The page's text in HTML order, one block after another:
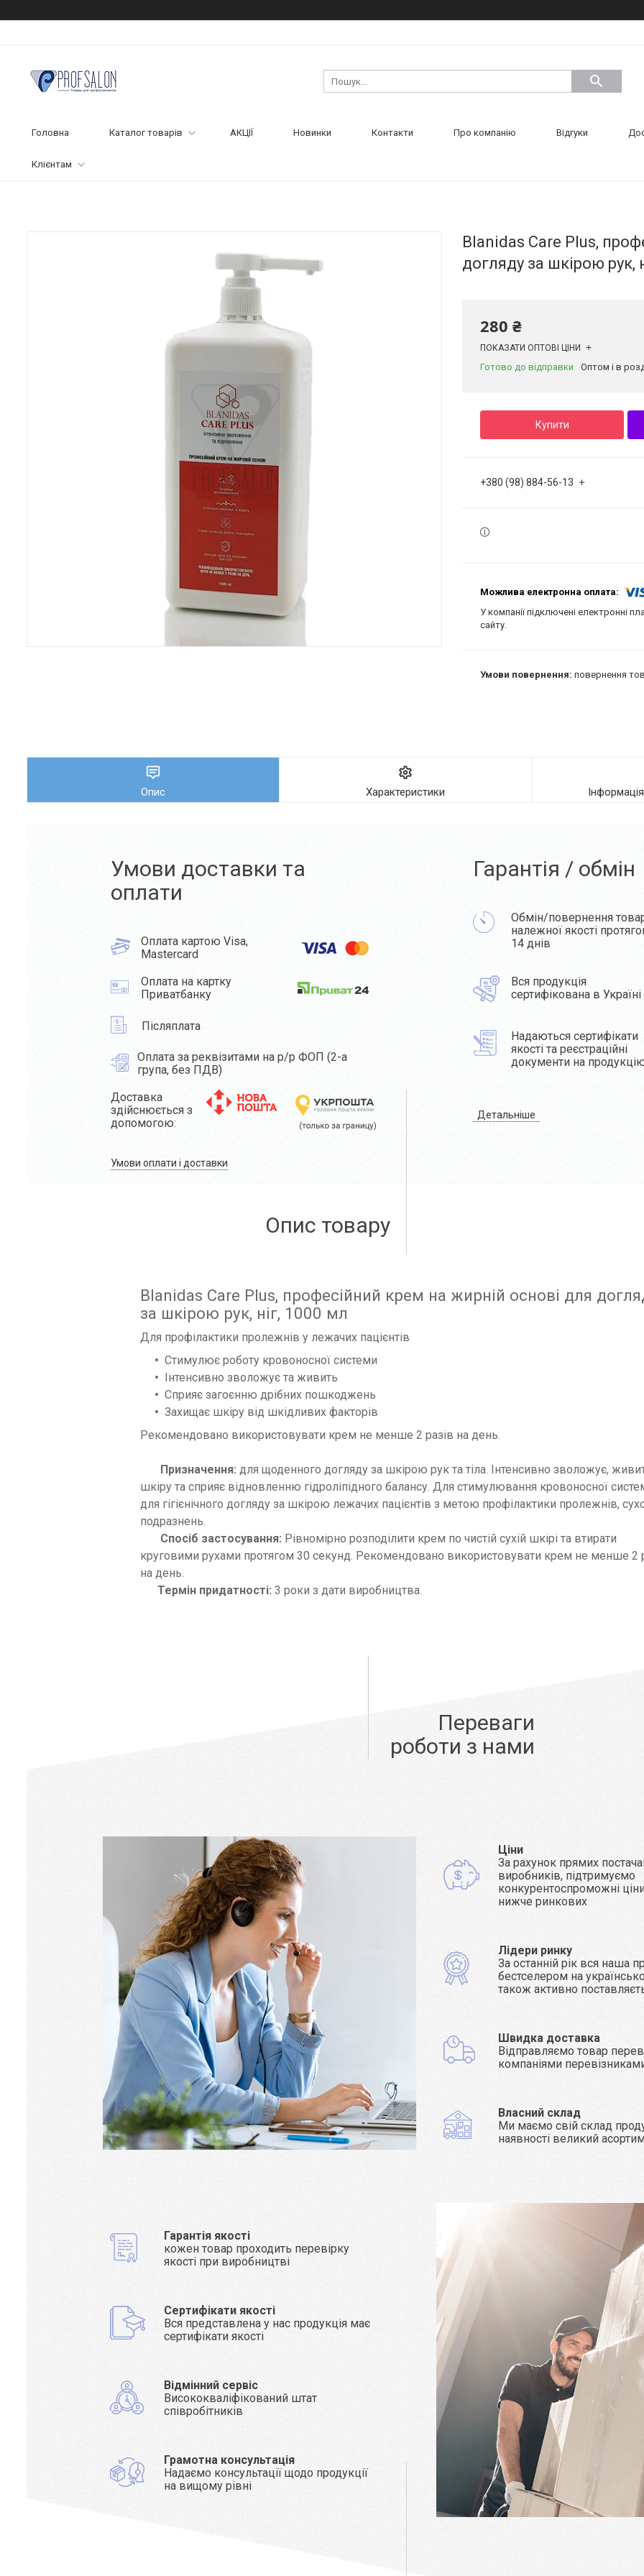
Головна Каталог товарів АКЦІЇ Новинки Контакти Про компанію Відгуки
Клієнтам
Blanidas Care Plus,
догляду за шкірою рук,
280 ₴
ПОКАЗАТИ ОПТОВІ ЦІНИ
Готово до відправки Оптом і в
Купити
+380 (98) 884-56-13
У компанії підключені електронні
сайту.
повернення
Опис Характеристики
Умови доставки та
оплати
Оплата картою Visa,
Mastercard
Оплата на картку
Приватбанку
Післяплата
Оплата за реквізитами на р/р ФОП (2-а
група, без ПДВ)
Доставка
здійснюється з
допомогою:
Умови оплати і доставки
Гарантія / обмін
Обмін/повернення
належної якості
14 днів
Вся продукція
сертифікована в Україні
Надаються сертифікати
якості та реєстраційні
документи на
Детальніше
Опис товару
Blanidas Care Plus, професійний крем на жирній основі для
за шкірою рук, ніг, 1000 мл
Для профілактики пролежнів у лежачих пацієнтів
Стимулює роботу кровоносної системи
Інтенсивно зволожує та живить
Сприяє загоєнню дрібних пошкоджень
Захищає шкіру від шкідливих факторів
Рекомендовано використовувати крем не менше 2 разів на день.
Призначення:для щоденного догляду за шкірою рук та тіла. Інтенсивно зволожує,
шкіру та сприяє відновленню гідроліпідного балансу. Для стимулювання кровоносної
для гігієнічного догляду за шкірою лежачих пацієнтів з метою профілактики пролежнів,
подразнень.
Спосіб застосування: Рівномірно розподілити крем по чистій сухій шкірі та втирати
круговими рухами протягом 30 секунд. Рекомендовано використовувати крем не менше 2
на день.
Термін придатності: 3 роки з дати виробництва.
Переваги
роботи з нами
Ціни
За рахунок прямих
виробників, підтримуємо
конкурентоспроможні ціни
нижче ринкових
Лідери ринку
За останній рік вся наша
бестселером на
також активно
Швидка доставка
Відправляємо товар
компаніями
Власний склад
Ми маємо свій склад
наявності великий
Гарантія якості
кожен товар проходить перевірку
якості при виробництві
Сертифікати якості
Вся представлена у нас продукція має
сертифікати якості
Відмінний сервіс
Висококваліфікований штат
співробітників
Грамотна консультація
Надаємо консультації щодо продукції
на вищому рівні